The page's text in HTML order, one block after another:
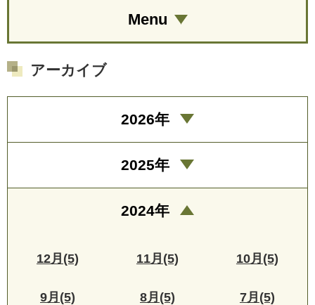
Menu
アーカイブ
2026年
2025年
2024年
12月(5) 11月(5) 10月(5)
9月(5) 8月(5) 7月(5)